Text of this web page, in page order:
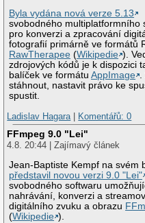
Byla vydána nová verze 5.13
svobodného multiplatformního
pro konverzi a zpracování
fotografií primárně ve formátů
RawTherapee (Wikipedie ).
zdrojových kódů je k dispozici
balíček ve formátuAppImage .
stáhnout, nastavit právo ke
spustit.
Ladislav Hagara
Komentářů: 0
FFmpeg 9.0 "Lei"
4.8. 20:44 | Zajímavý článek
Jean-Baptiste Kempf na svém
představil novou verzi 9.0 "Lei"
svobodného softwaru
nahrávání, konverzi a
digitálního zvuku a obrazu
(Wikipedie ).